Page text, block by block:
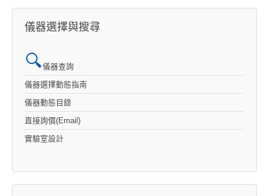
儀器選擇與搜尋
儀器查詢
儀器選擇動態指南
儀器動態目錄
直接詢價(Email)
實驗室設計